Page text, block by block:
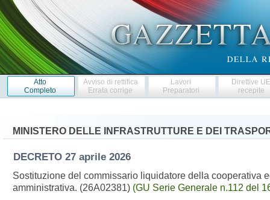
Atto
Completo
Avviso di rettifica
Errata corrige
Lavori
Preparatori
Direttive
recepite
MINISTERO DELLE INFRASTRUTTURE E DEI
DECRETO 27 aprile 2026
Sostituzione del commissario liquidatore della cooperativa
amministrativa. (26A02381) (GU Serie Generale n.112 del